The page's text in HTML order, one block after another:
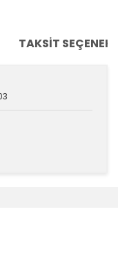
TAKSIT